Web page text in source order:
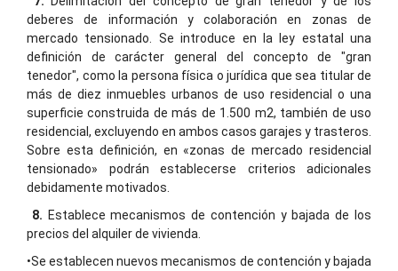
deberes de información y colaboración en zonas de
mercado tensionado. Se introduce en la ley estatal una
definición de carácter general del concepto de "gran
tenedor", como la persona física o jurídica que sea titular de
más de diez inmuebles urbanos de uso residencial o una
superficie construida de más de 1.500 m2, también de uso
residencial, excluyendo en ambos casos garajes y trasteros.
Sobre esta definición, en «zonas de mercado residencial
tensionado» podrán establecerse criterios adicionales
debidamente motivados.
8. Establece mecanismos de contención y bajada de los
precios del alquiler de vivienda.
•Se establecen nuevos mecanismos de contención y bajada